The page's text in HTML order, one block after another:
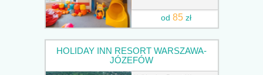
od 85zł
HOLIDAY INN RESORT WARSZAWA-
JÓZEFÓW